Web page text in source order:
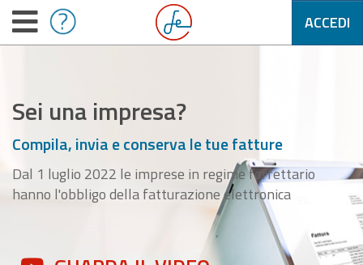
ACCEDI
Sei una impresa?
Compila, invia e conserva le tue fatture
Dal 1 luglio 2022 le imprese in regime forfettario
hanno l'obbligo della fatturazione elettronica